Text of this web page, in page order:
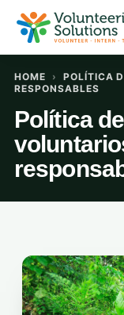
HOME ›
POLÍTICA
RESPONSABLES
Política